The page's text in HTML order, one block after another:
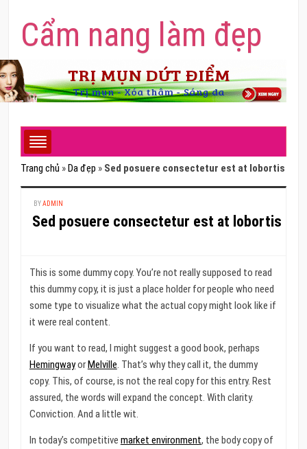
Cẩm nang làm đẹp
Trang chủ » Da đẹp » Sed posuere consectetur est at lobortis
BYADMIN
Sed posuere consectetur est at lobortis
This is some dummy copy. You’re not really supposed to read
this dummy copy, it is just a place holder for people who need
some type to visualize what the actual copy might look like if
it were real content.
If you want to read, I might suggest a good book, perhaps
HemingwayorMelville. That’s why they call it, the dummy
copy. This, of course, is not the real copy for this entry. Rest
assured, the words will expand the concept. With clarity.
Conviction. And a little wit.
In today’s competitive market environment, the body copy of